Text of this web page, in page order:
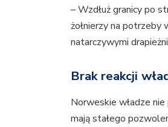
– Wzdłuż granicy po
żołnierzy na potrzeby
natarczywymi
Brak reakcji
Norweskie władze
mają stałego